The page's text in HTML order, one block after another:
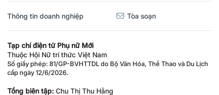
Thông tin doanh nghiệp Tòa soạn
Tạp chí điện tử Phụ nữ Mới
Thuộc Hội Nữ trí thức Việt Nam
Số giấy phép: 81/GP-BVHTTDL do Bộ Văn Hóa, Thể Thao và Du Lịch
cấp ngày 12/6/2026.
Tổng biên tập: Chu Thị Thu Hằng